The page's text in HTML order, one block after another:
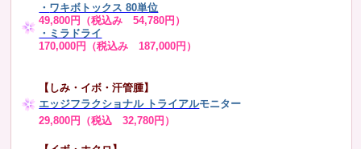
・ ワキボトックス 80単位
49,800円（税込み 54,780円）
・ミラドライ
170,000円（税込み 187,000円）
【しみ・イボ・汗管腫】
エッジフラクショナル トライアルモニター
29,800円（税込 32,780円）